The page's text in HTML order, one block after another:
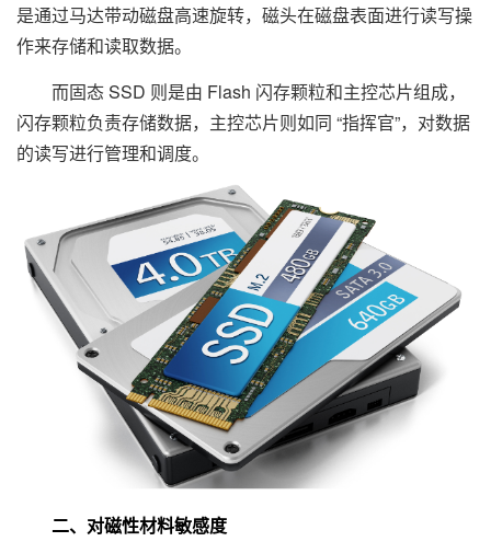
是通过马达带动磁盘高速旋转，磁头在磁盘表面进行读写操
作来存储和读取数据。
而固态 SSD 则是由 Flash 闪存颗粒和主控芯片组成，
闪存颗粒负责存储数据，主控芯片则如同 “指挥官”，对数据
的读写进行管理和调度。
二、对磁性材料敏感度